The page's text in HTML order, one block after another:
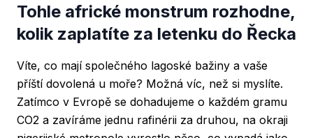
Tohle africké monstrum rozhodne,
kolik zaplatíte za letenku do Řecka
Víte, co mají společného lagoské bažiny a vaše
příští dovolená u moře? Možná víc, než si myslíte.
Zatímco v Evropě se dohadujeme o každém gramu
CO2 a zavíráme jednu rafinérii za druhou, na okraji